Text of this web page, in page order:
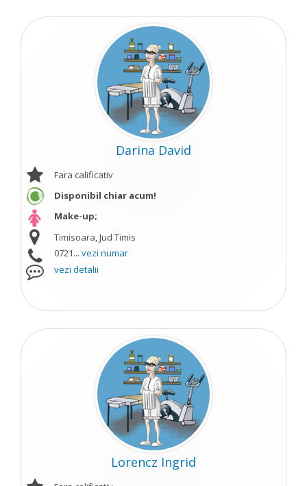
Darina David
Fara calificativ
Disponibil chiar acum!
Make-up;
Timisoara, Jud Timis
0721... vezi numar
vezi detalii
Lorencz Ingrid